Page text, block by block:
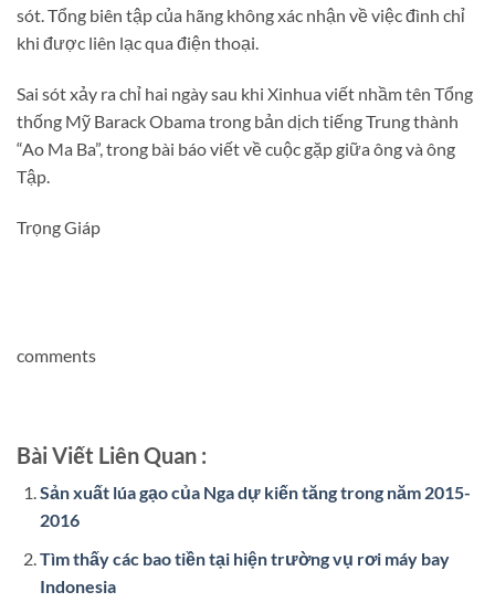
sót. Tổng biên tập của hãng không xác nhận về việc đình chỉ
khi được liên lạc qua điện thoại.
Sai sót xảy ra chỉ hai ngày sau khi Xinhua viết nhầm tên Tổng
thống Mỹ Barack Obama trong bản dịch tiếng Trung thành
“Ao Ma Ba”, trong bài báo viết về cuộc gặp giữa ông và ông
Tập.
Trọng Giáp
comments
Bài Viết Liên Quan :
Sản xuất lúa gạo của Nga dự kiến tăng trong năm 2015-
2016
Tìm thấy các bao tiền tại hiện trường vụ rơi máy bay
Indonesia